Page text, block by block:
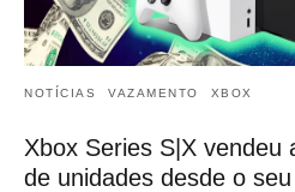
NOTÍCIAS VAZAMENTO XBOX
Xbox Series S|X vendeu
de unidades desde o